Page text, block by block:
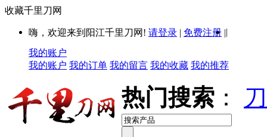
收藏千里刀网
嗨，欢迎来到阳江千里刀网! 请登录 | 免费注册 ||
我的账户
我的账户 我的订单 我的留言 我的收藏 我的推荐
热门搜索 ：